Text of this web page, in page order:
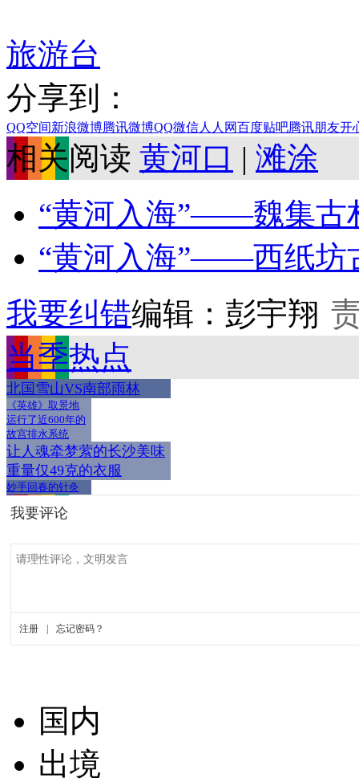
旅游台
分享到：
QQ空间新浪微博腾讯微博QQ微信人人网百度贴吧腾讯朋友开
相关阅读 黄河口 | 滩涂
“黄河入海”——魏集古
“黄河入海”——西纸坊
我要纠错编辑：彭宇翔
当季热点
北国雪山VS南部雨林
《英雄》取景地
运行了近600年的
故宫排水系统
让人魂牵梦萦的长沙美味
重量仅49克的衣服
妙手回春的针灸
国内
出境